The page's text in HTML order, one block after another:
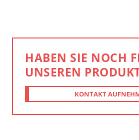
HABEN SIE NOCH
UNSEREN
KONTAKT